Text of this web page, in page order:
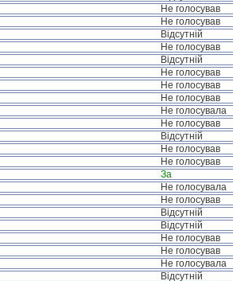
Не голосував
Не голосував
Відсутній
Не голосував
Відсутній
Не голосував
Не голосував
Не голосував
Не голосувала
Не голосував
Відсутній
Не голосував
Не голосував
За
Не голосувала
Не голосував
Відсутній
Відсутній
Не голосував
Не голосував
Не голосувала
Відсутній